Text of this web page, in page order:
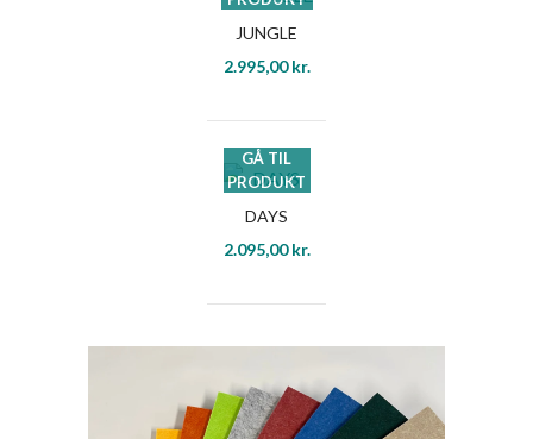
JUNGLE
2.995,00kr.
GÅ TIL
PRODUKT
DAYS
2.095,00kr.